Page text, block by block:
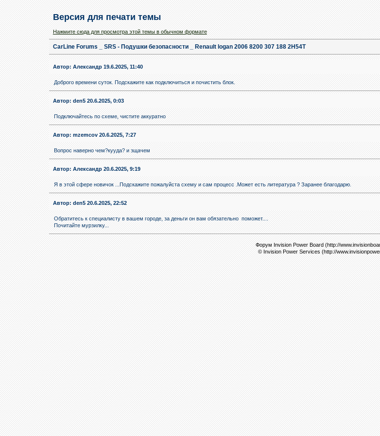
Версия для печати темы
Нажмите сюда для просмотра этой темы в обычном формате
CarLine Forums _ SRS - Подушки безопасности _ Renault logan 2006 8200 307 188 2H54T
Автор: Александр19.6.2025, 11:40
Доброго времени суток. Подскажите как подключиться и почистить блок.
Автор: den520.6.2025, 0:03
Подключайтесь по схеме, чистите аккуратно
Автор: mzemcov20.6.2025, 7:27
Вопрос наверно чем?кууда? и зщачем
Автор: Александр20.6.2025, 9:19
Я в этой сфере новичок ...Подскажите пожалуйста схему и сам процесс .Может есть литература ? Заранее благодарю.
Автор: den520.6.2025, 22:52
Обратитесь к специалисту в вашем городе, за деньги он вам обязательно поможет....
Почитайте мурзилку...
Форум Invision Power Board (http://
© Invision Power Services (http://